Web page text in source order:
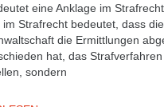
eine Anklage im
im Strafrecht bedeutet, dass die
die Ermittlungen
hat, das
sondern